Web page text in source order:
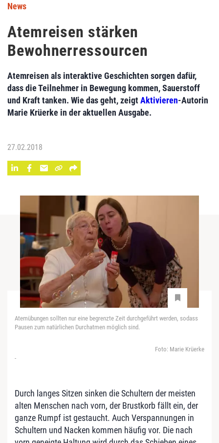
News
Atemreisen stärken
Bewohnerressourcen
Atemreisen als interaktive Geschichten sorgen dafür,
dass die Teilnehmer in Bewegung kommen, Sauerstoff
und Kraft tanken. Wie das geht, zeigtAktivieren-Autorin
Marie Krüerke in der aktuellen Ausgabe.
27.02.2018
Atemübungen sollten nur eine begrenzte Zeit durchgeführt werden, sodass
Pausen zum natürlichen Durchatmen möglich sind.
Foto: Marie Krüerke
-
Durch langes Sitzen sinken die Schultern der meisten
alten Menschen nach vorn, der Brustkorb fällt ein, der
ganze Rumpf ist gestaucht. Auch Verspannungen in
Schultern und Nacken kommen häufig vor. Die nach